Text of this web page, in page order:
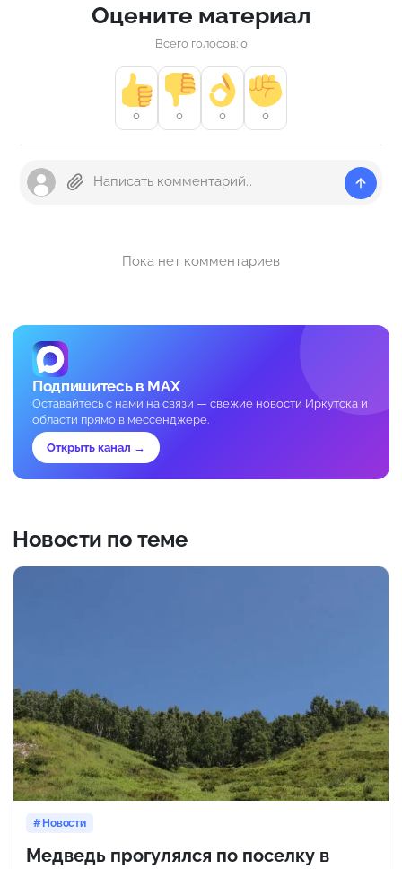
Оцените материал
Всего голосов: 0
0 0 0 0
Пока нет комментариев
Подпишитесь в MAX
Оставайтесь с нами на связи — свежие новости Иркутска и
области прямо в мессенджере.
Открыть канал →
Новости по теме
Новости
Медведь прогулялся по поселку в